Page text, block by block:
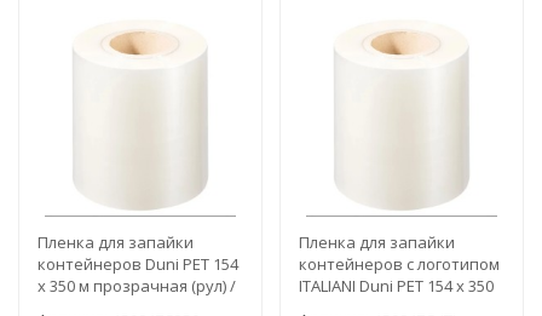
Пленка для запайки
контейнеров Duni PET 154
х 350 м прозрачная (рул) /
Пленка для запайки
контейнеров с логотипом
ITALIANI Duni PET 154 х 350